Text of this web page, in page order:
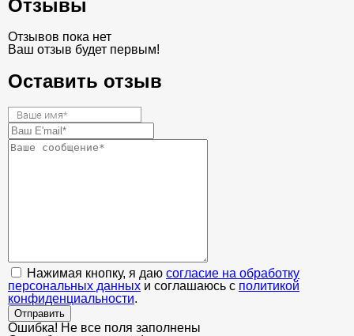
Отзывы
Отзывов пока нет
Ваш отзыв будет первым!
Оставить отзыв
Нажимая кнопку, я даю согласие на обработку
персональных данных и соглашаюсь с политикой
конфиденциальности.
Отправить
Ошибка! Не все поля заполнены